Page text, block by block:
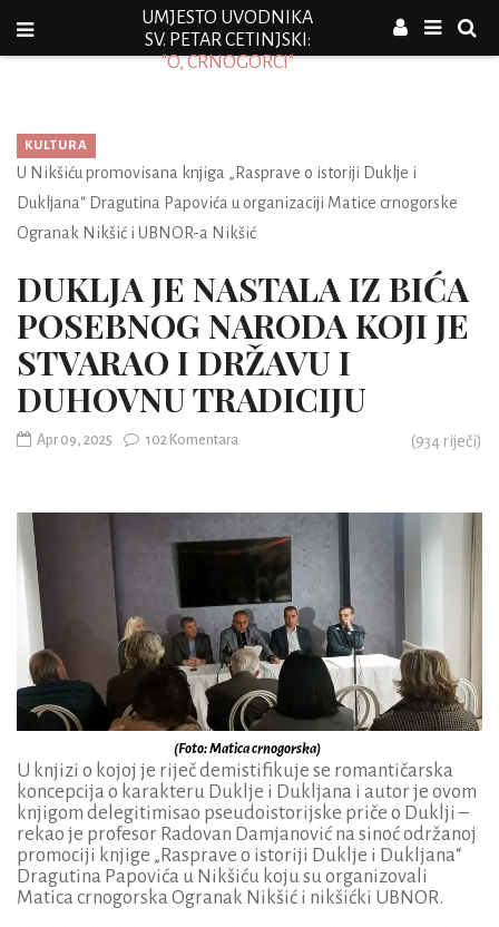
UMJESTO UVODNIKA
SV. PETAR CETINJSKI:
"O, CRNOGORCI"
KULTURA
U Nikšiću promovisana knjiga „Rasprave o istoriji Duklje i
Dukljana“ Dragutina Papovića u organizaciji Matice crnogorske
Ogranak Nikšić i UBNOR-a Nikšić
DUKLJA JE NASTALA IZ BIĆA
POSEBNOG NARODA KOJI JE
STVARAO I DRŽAVU I
DUHOVNU TRADICIJU
Apr 09, 2025 102 Komentara (934 riječi)
(Foto: Matica crnogorska)
U knjizi o kojoj je riječ demistifikuje se romantičarska
koncepcija o karakteru Duklje i Dukljana i autor je ovom
knjigom delegitimisao pseudoistorijske priče o Duklji –
rekao je profesor Radovan Damjanović na sinoć održanoj
promociji knjige „Rasprave o istoriji Duklje i Dukljana“
Dragutina Papovića u Nikšiću koju su organizovali
Matica crnogorska Ogranak Nikšić i nikšićki UBNOR.